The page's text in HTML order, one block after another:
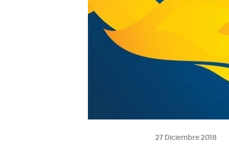
27 Diciembre 2018